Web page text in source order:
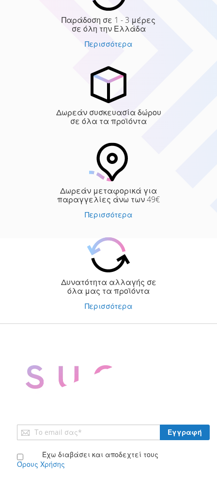
Παράδοση σε 1 - 3 μέρες
σε όλη την Ελλάδα
Περισσότερα
Δωρεάν συσκευασία δώρου
σε όλα τα προϊόντα
Δωρεάν μεταφορικά για
παραγγελίες άνω των 49€
Περισσότερα
Δυνατότητα αλλαγής σε
όλα μας τα προϊόντα
Περισσότερα
Εγγραφή
στο
Δελτίο: Έχω διαβάσει και αποδεχτεί τους
Όρους Χρήσης
Εγγραφή